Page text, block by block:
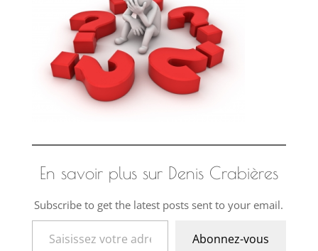
En savoir plus sur Denis Crabières
Subscribe to get the latest posts sent to your email.
Saisissez votre adresse e-mail…
Abonnez-vous